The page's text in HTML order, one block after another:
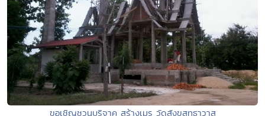
ขอเชิญชวนบริจาค สร้างเมรุ วัดสังขสุทธาวาส